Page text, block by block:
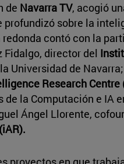
de Navarra TV, acogió
profundizó sobre la
contó con la
Fidalgo, director del
Universidad de
Research Centre
la Computación e IA
Ángel Llorente,